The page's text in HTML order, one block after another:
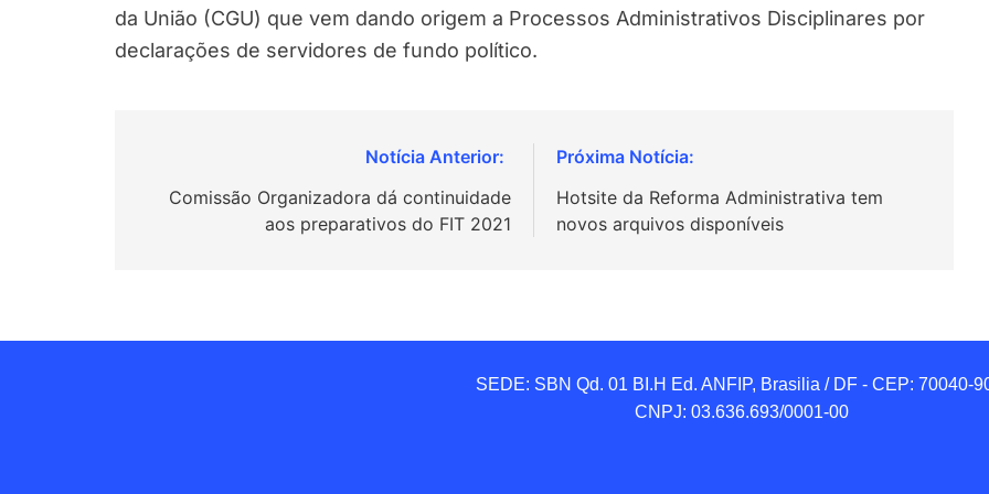
da União (CGU) que vem dando origem a Processos Administrativos Disciplinares por
declarações de servidores de fundo político.
Comissão Organizadora dá continuidade
aos preparativos do FIT 2021
Hotsite da Reforma Administrativa tem
novos arquivos disponíveis
SEDE: SBN Qd. 01 BI.H Ed. ANFIP, Brasilia / DF - CEP: 70040-
CNPJ: 03.636.693/0001-00